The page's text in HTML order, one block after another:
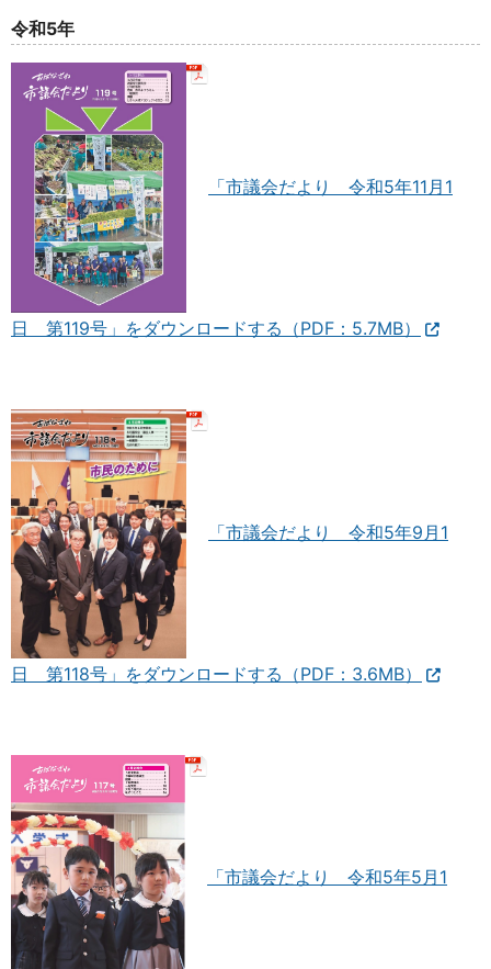
令和5年
「市議会だより 令和5年11月1
日 第119号」をダウンロードする（PDF：5.7MB）
「市議会だより 令和5年9月1
日 第118号」をダウンロードする（PDF：3.6MB）
「市議会だより 令和5年5月1